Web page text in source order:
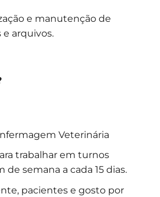
e manutenção de
arquivos.
Veterinária
trabalhar em turnos
de semana a cada 15 dias.
pacientes e gosto por